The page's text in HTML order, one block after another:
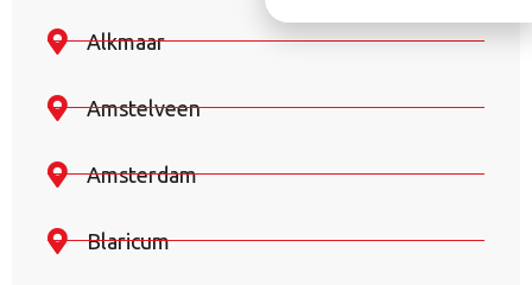
Alkmaar
Amstelveen
Amsterdam
Blaricum